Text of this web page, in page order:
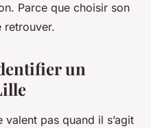
Parce que choisir son
retrouver.
un
pas quand il s’agit